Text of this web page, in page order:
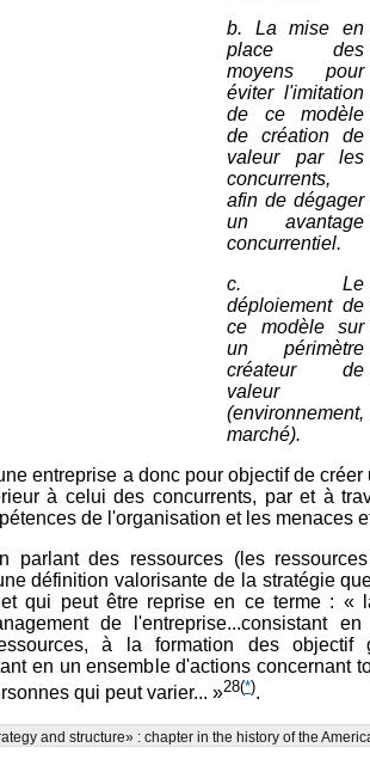
b. La mise en
place des
moyens pour
éviter l'imitation
de ce modèle
de création de
valeur par les
concurrents,
afin de dégager
un avantage
concurrentiel.
c. Le
déploiement de
ce modèle sur
un périmètre
créateur de
valeur
(environnement,
marché).
entreprise a donc pour objectif de
à celui des concurrents, par et à
de l'organisation et les menaces
parlant des ressources (les
définition valorisante de la stratégie
qui peut être reprise en ce terme : «
de l'entreprise...consistant
à la formation des
en un ensemble d'actions concernant
qui peut varier... »28(*).
and structure» : chapter in the history of the